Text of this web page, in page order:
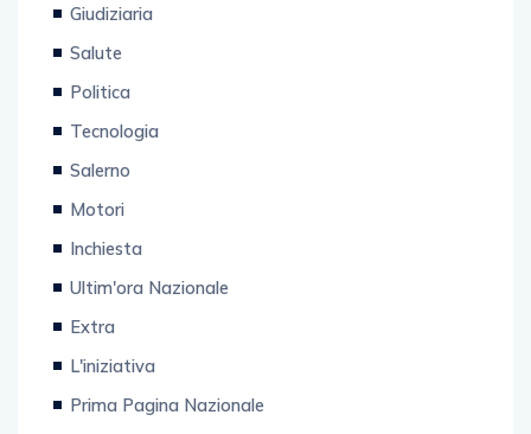
Giudiziaria
Salute
Politica
Tecnologia
Salerno
Motori
Inchiesta
Ultim'ora Nazionale
Extra
L'iniziativa
Prima Pagina Nazionale